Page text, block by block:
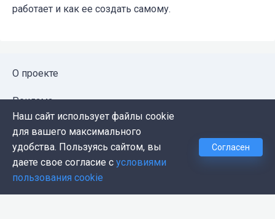
работает и как ее создать самому.
О проекте
Реклама
Публичная оферта
Политика конфиденциальности
Контакты
Наш сайт использует файлы cookie
для вашего максимального
удобства. Пользуясь сайтом, вы
даете свое согласие с условиями
пользования cookie
Согласен